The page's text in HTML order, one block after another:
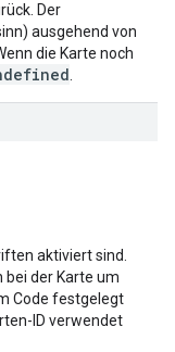
Der
ausgehend von
die Karte noch
aktiviert sind.
bei der Karte um
Code festgelegt
ID verwendet